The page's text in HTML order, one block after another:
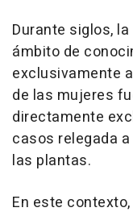
Durante siglos,
ámbito de
exclusivamente
de las mujeres
directamente
casos relegada
las plantas.
En este